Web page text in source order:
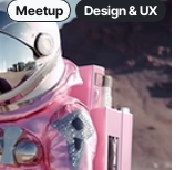
Meetup Design & UX